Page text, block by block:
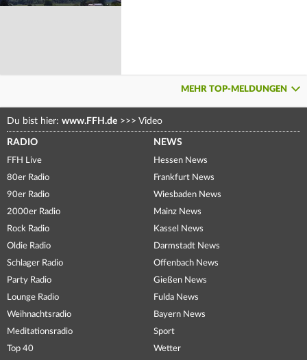
MEHR TOP-MELDUNGEN
Du bist hier: www.FFH.de >>> Video
RADIO
FFH Live
80er Radio
90er Radio
2000er Radio
Rock Radio
Oldie Radio
Schlager Radio
Party Radio
Lounge Radio
Weihnachtsradio
Meditationsradio
Top 40
NEWS
Hessen News
Frankfurt News
Wiesbaden News
Mainz News
Kassel News
Darmstadt News
Offenbach News
Gießen News
Fulda News
Bayern News
Sport
Wetter